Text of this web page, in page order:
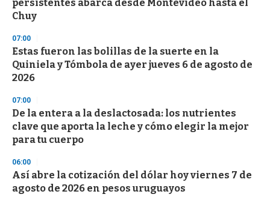
persistentes abarca desde Montevideo hasta el
Chuy
07:00
Estas fueron las bolillas de la suerte en la
Quiniela y Tómbola de ayer jueves 6 de agosto de
2026
07:00
De la entera a la deslactosada: los nutrientes
clave que aporta la leche y cómo elegir la mejor
para tu cuerpo
06:00
Así abre la cotización del dólar hoy viernes 7 de
agosto de 2026 en pesos uruguayos